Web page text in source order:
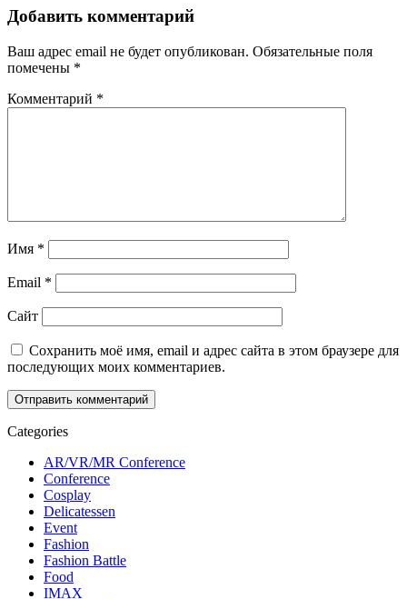
Добавить комментарий
Ваш адрес email не будет опубликован. Обязательные поля
помечены *
Комментарий *
Имя *
Email *
Сайт
Сохранить моё имя, email и адрес сайта в этом браузере для
последующих моих комментариев.
Categories
AR/VR/MR Conference
Conference
Cosplay
Delicatessen
Event
Fashion
Fashion Battle
Food
IMAX